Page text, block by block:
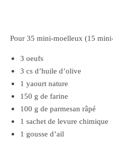
Pour 35 mini-moelleux (15
3 oeufs
3 cs d’huile d’olive
1 yaourt nature
150 g de farine
100 g de parmesan râpé
1 sachet de levure chimique
1 gousse d’ail